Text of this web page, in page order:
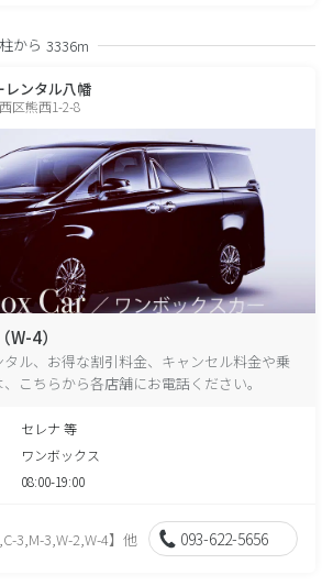
から 3336m
レンタル八幡
区熊西1-2-8
4）
ル、お得な割引料金、キャンセル料金や乗
こちらから各店舗にお電話ください。
セレナ 等
ワンボックス
08:00-19:00
3,M-3,W-2,W-4】他 093-622-5656